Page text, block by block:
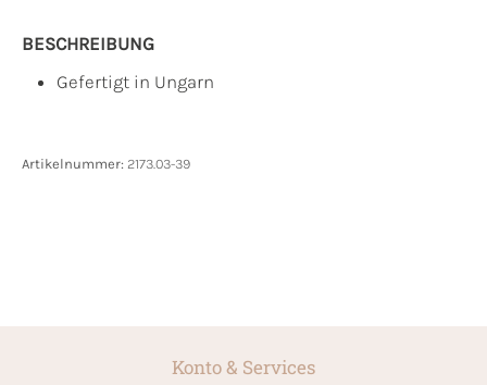
BESCHREIBUNG
Gefertigt in Ungarn
Artikelnummer: 2173.03-39
Konto & Services